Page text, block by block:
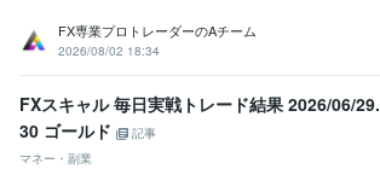
FX専業プロトレーダーのAチーム
2026/08/02 18:34
FXスキャル 毎日実戦トレード結果 2026/06/29.
30 ゴールド
記事
マネー・副業